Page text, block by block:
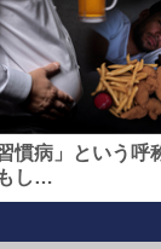
慣病」という呼
し…